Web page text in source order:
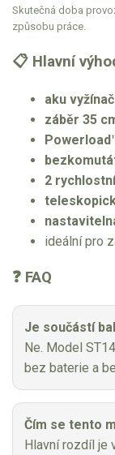
Skutečná doba
způsobu práce.
📋 Hlavní
aku
záběr 35
2
ideální pro
❓ FAQ
Je součástí
Ne. Model
bez baterie a
Čím se tento
Hlavní rozdíl je